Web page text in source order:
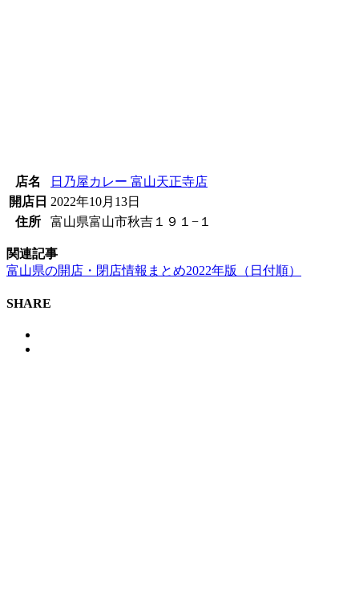
店名
日乃屋カレー 富山天正寺店
開店日 2022年10月13日
住所
富山県富山市秋吉１９１−１
関連記事
富山県の開店・閉店情報まとめ2022年版（日付順）
SHARE